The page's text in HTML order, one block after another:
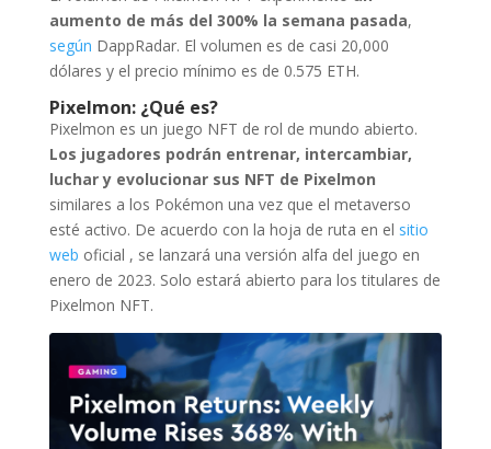
aumento de más del 300% la semana pasada,
según DappRadar. El volumen es de casi 20,000
dólares y el precio mínimo es de 0.575 ETH.
Pixelmon: ¿Qué es?
Pixelmon es un juego NFT de rol de mundo abierto.
Los jugadores podrán entrenar, intercambiar,
luchar y evolucionar sus NFT de Pixelmon
similares a los Pokémon una vez que el metaverso
esté activo. De acuerdo con la hoja de ruta en el sitio
web oficial , se lanzará una versión alfa del juego en
enero de 2023. Solo estará abierto para los titulares de
Pixelmon NFT.